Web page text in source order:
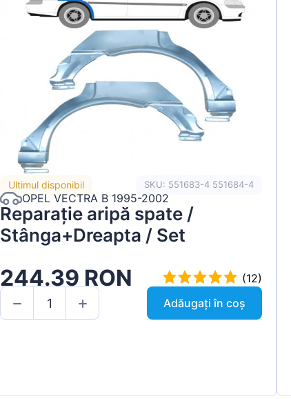
Ultimul disponibil SKU: 551683-4 551684-4
OPEL VECTRA B 1995-2002
Reparație aripă spate /
Stânga+Dreapta / Set
244.39 RON
(12)
Adăugați în coș